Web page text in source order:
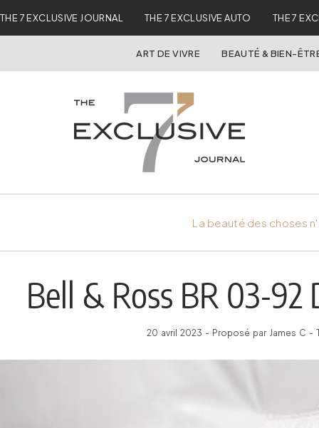
THE 7 EXCLUSIVE JOURNAL THE 7 EXCLUSIVE AUTO THE 7
ART DE VIVRE BEAUTÉ & BIEN-
La beauté des choses
Bell & Ross BR 03-
20 avril 2023 - Proposé par James C -